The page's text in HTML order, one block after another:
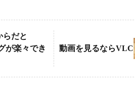
らだと
が楽々でき
動画を見るならVLC